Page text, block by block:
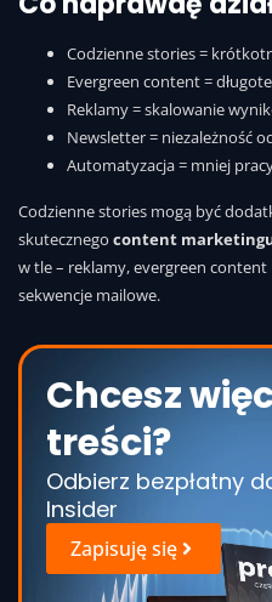
Codzienne stories =
Evergreen content =
Reklamy = skalowanie
Newsletter = niezależność
Automatyzacja = mniej
Codzienne stories mogą być
skutecznego content
w tle – reklamy, evergreen
sekwencje mailowe.
Chcesz
treści?
Odbierz bezpłatny
Insider
Zapisuję się